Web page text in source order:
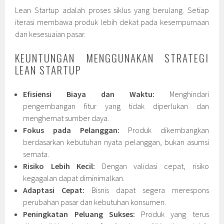
Lean Startup adalah proses siklus yang berulang. Setiap
iterasi membawa produk lebih dekat pada kesempurnaan
dan kesesuaian pasar.
KEUNTUNGAN MENGGUNAKAN STRATEGI
LEAN STARTUP
Efisiensi Biaya dan Waktu: Menghindari
pengembangan fitur yang tidak diperlukan dan
menghemat sumber daya.
Fokus pada Pelanggan: Produk dikembangkan
berdasarkan kebutuhan nyata pelanggan, bukan asumsi
semata.
Risiko Lebih Kecil: Dengan validasi cepat, risiko
kegagalan dapat diminimalkan.
Adaptasi Cepat: Bisnis dapat segera merespons
perubahan pasar dan kebutuhan konsumen.
Peningkatan Peluang Sukses: Produk yang terus